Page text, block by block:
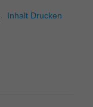
Inhalt Drucken